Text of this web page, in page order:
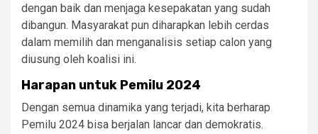
dengan baik dan menjaga kesepakatan yang sudah
dibangun. Masyarakat pun diharapkan lebih cerdas
dalam memilih dan menganalisis setiap calon yang
diusung oleh koalisi ini.
Harapan untuk Pemilu 2024
Dengan semua dinamika yang terjadi, kita berharap
Pemilu 2024 bisa berjalan lancar dan demokratis.